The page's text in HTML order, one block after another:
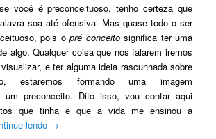
você é preconceituoso, tenho certeza que
soa até ofensiva. Mas quase todo o ser
pois opré conceitosignifica ter uma
algo. Qualquer coisa que nos falarem iremos
e ter alguma ideia rascunhada sobre
estaremos formando uma imagem
um preconceito. Dito isso, vou contar aqui
que tinha e que a vida me ensinou a
lendo →